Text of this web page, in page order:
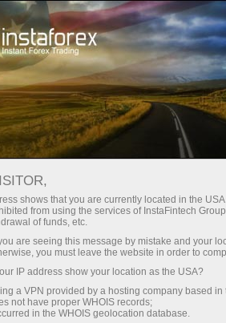
তাৎক্ষণিক অ্যাকাউন্ট খোলা
বিনিয়োগকারীদের জন্য
shows that you are currently located in the
from using the services of InstaFintech
of funds, etc.
are seeing this message by mistake and your
you must leave the website in order to
IP address show your location as the USA?
a VPN provided by a hosting company based in
not have proper WHOIS records;
in the WHOIS geolocation database.